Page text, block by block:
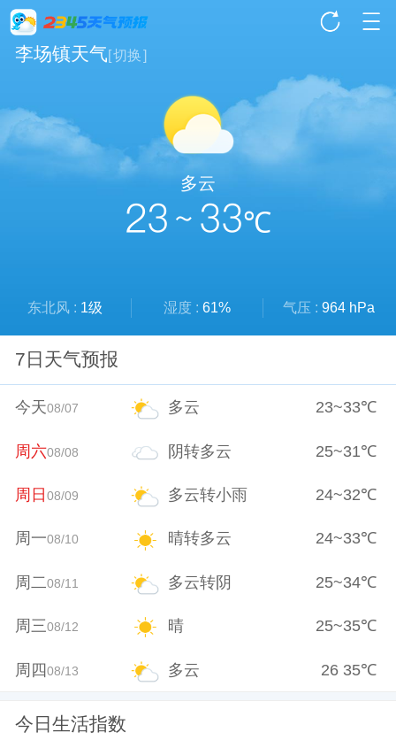
李场镇天气[切换]
多云
23 ~ 33℃
东北风 : 1级 湿度 : 61% 气压 : 964 hPa
7日天气预报
今天08/07 多云 23~33℃
周六08/08 阴转多云 25~31℃
周日08/09 多云转小雨 24~32℃
周一08/10 晴转多云 24~33℃
周二08/11 多云转阴 25~34℃
周三08/12 晴 25~35℃
周四08/13 多云 26 35℃
今日生活指数